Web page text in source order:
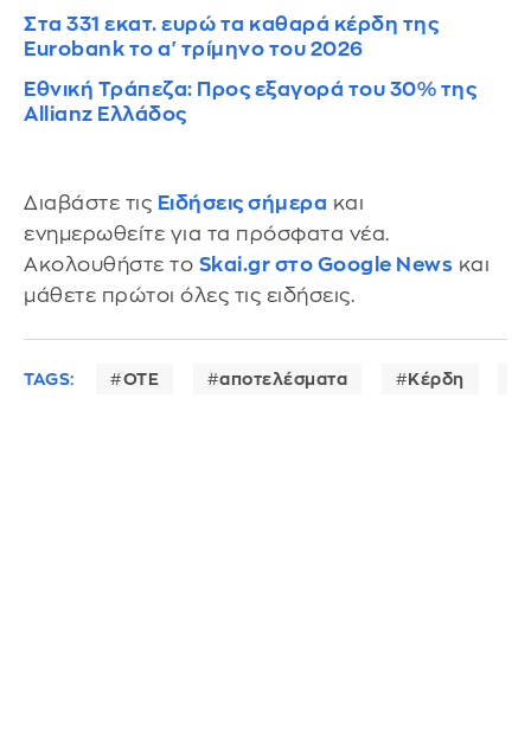
Στα 331 εκατ. ευρώ τα καθαρά κέρδη της
Eurobank το α' τρίμηνο του 2026
Eθνική Τράπεζα: Προς εξαγορά του 30% της
Allianz Ελλάδος
Διαβάστε τις Ειδήσεις σήμερα και
ενημερωθείτε για τα πρόσφατα νέα.
Ακολουθήστε το Skai.gr στο Google News και
μάθετε πρώτοι όλες τις ειδήσεις.
TAGS: ΟΤΕ αποτελέσματα Κέρδη